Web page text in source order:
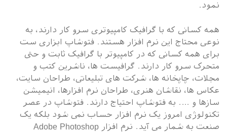
نمود.
همه کسانی که با گرافیک کامپیوتری سرو کار دارند، به
نوعی محتاج این نرم افزار هستند. فتوشاپ ابزاری ست
برای همه کسانی که در کامپیوتر با گرافیک ثابت و حتی
متحرک سرو کار دارند. گرافیست ها، ناشرین کتب و
مجلات، چاپخانه ها، شرکت های تبلیعاتی، طراحان سایت،
عکاس ها، نقاشان هنری، طراحان نرم افزارها، انیمیشن
سازها و …. به فتوشاپ احتیاج دارند. فتوشاپ در عصر
تکنولوژی امروز یک نرم افزار حساب نمی شود بلکه یک
صنعت به شمار می آید. نرم افزار Adobe Photoshop